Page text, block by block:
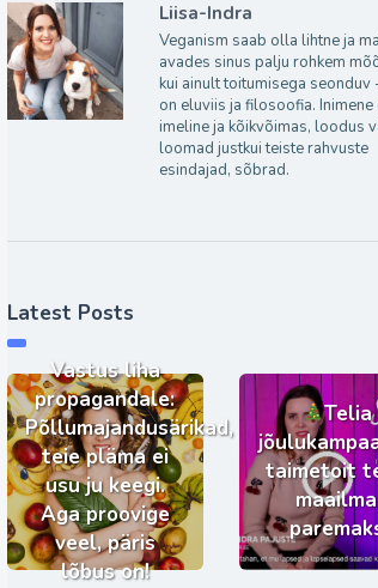
Liisa-Indra
Veganism saab olla lihtne ja
avades sinus palju rohkem
kui ainult toitumisega seonduv
on eluviis ja filosoofia. Inimene
imeline ja kõikvõimas, loodus
loomad justkui teiste rahvuste
esindajad, sõbrad.
Latest Posts
Vastus liha
propagandale:
Põllumajandusärikad,
teie pläma ei
usu ju keegi.
Aga proovige
veel, päris
lõbus on!
Telia
taimetoit
maailma